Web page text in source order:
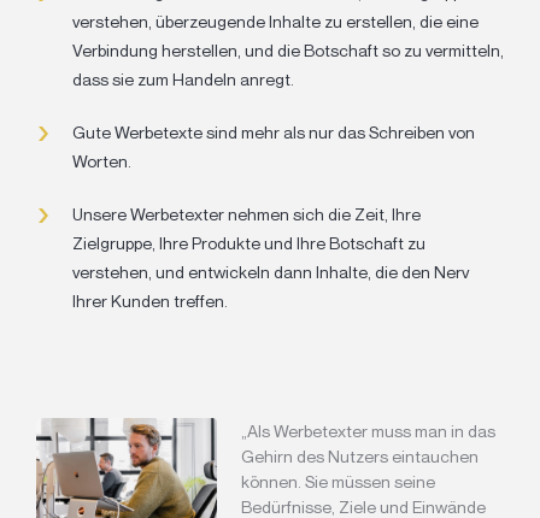
verstehen, überzeugende Inhalte zu erstellen, die eine
Verbindung herstellen, und die Botschaft so zu vermitteln,
dass sie zum Handeln anregt.
Gute Werbetexte sind mehr als nur das Schreiben von
Worten.
Unsere Werbetexter nehmen sich die Zeit, Ihre
Zielgruppe, Ihre Produkte und Ihre Botschaft zu
verstehen, und entwickeln dann Inhalte, die den Nerv
Ihrer Kunden treffen.
„Als Werbetexter muss man in das
Gehirn des Nutzers eintauchen
können. Sie müssen seine
Bedürfnisse, Ziele und Einwände